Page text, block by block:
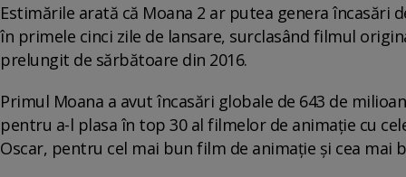
Estimările arată că Moana 2 ar putea genera încasări
în primele cinci zile de lansare, surclasând filmul
prelungit de sărbătoare din 2016.
Primul Moana a avut încasări globale de 643 de
pentru a-l plasa în top 30 al filmelor de animație cu
Oscar, pentru cel mai bun film de animație și cea mai